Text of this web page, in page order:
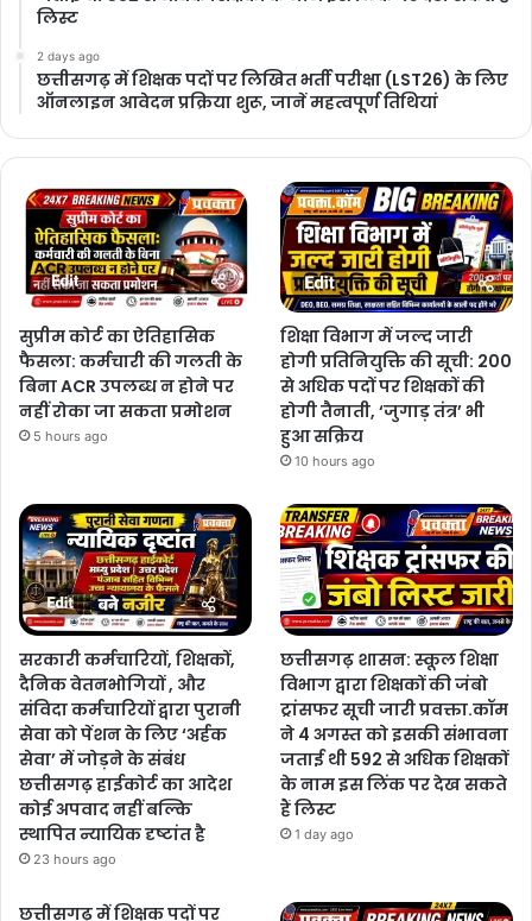
लिस्ट
2 days ago
छत्तीसगढ़ में शिक्षक पदों पर लिखित भर्ती परीक्षा (LST26) के लिए
ऑनलाइन आवेदन प्रक्रिया शुरू, जानें महत्वपूर्ण तिथियां
सुप्रीम कोर्ट का ऐतिहासिक
फैसला: कर्मचारी की गलती के
बिना ACR उपलब्ध न होने पर
नहीं रोका जा सकता प्रमोशन
5 hours ago
शिक्षा विभाग में जल्द जारी
होगी प्रतिनियुक्ति की सूची: 200
से अधिक पदों पर शिक्षकों की
होगी तैनाती, ‘जुगाड़ तंत्र’ भी
हुआ सक्रिय
10 hours ago
सरकारी कर्मचारियों, शिक्षकों,
दैनिक वेतनभोगियों , और
संविदा कर्मचारियों द्वारा पुरानी
सेवा को पेंशन के लिए ‘अर्हक
सेवा’ में जोड़ने के संबंध
छत्तीसगढ़ हाईकोर्ट का आदेश
कोई अपवाद नहीं बल्कि
स्थापित न्यायिक दृष्टांत है
23 hours ago
छत्तीसगढ़ शासन: स्कूल शिक्षा
विभाग द्वारा शिक्षकों की जंबो
ट्रांसफर सूची जारी प्रवक्ता.कॉम
ने 4 अगस्त को इसकी संभावना
जताई थी 592 से अधिक शिक्षकों
के नाम इस लिंक पर देख सकते
हैं लिस्ट
1 day ago
छत्तीसगढ़ में शिक्षक पदों पर